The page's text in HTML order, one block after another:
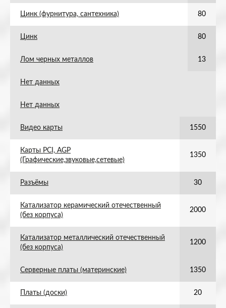
Цинк (фурнитура, сантехника) 80
Цинк 80
Лом черных металлов 13
Нет данных
Нет данных
Видео карты 1550
Карты PCI, AGP
(Графические,звуковые,сетевые)
1350
Разъёмы 30
Катализатор керамический отечественный
(без корпуса)
2000
Катализатор металлический отечественный
(без корпуса)
1200
Серверные платы (материнские) 1350
Платы (доски) 20